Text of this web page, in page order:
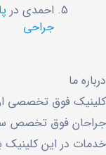
احمدی در
جراحی
درباره ما
کلینیک فوق تخصصی
جراحان فوق تخصص
خدمات در این